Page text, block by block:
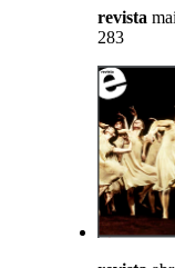
revista
283